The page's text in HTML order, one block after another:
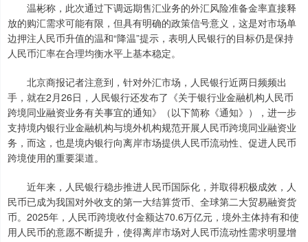
温彬称，此次通过下调远期售汇业务的外汇风险准备金率直接释
放的购汇需求可能有限，但具有明确的政策信号意义，这是对市场单
边押注人民币升值的温和“降温”提示，表明人民银行的目标仍是保持
人民币汇率在合理均衡水平上基本稳定。
北京商报记者注意到，针对外汇市场，人民银行近两日频频出
手，就在2月26日，人民银行还发布了《关于银行业金融机构人民币
跨境同业融资业务有关事宜的通知》（以下简称《通知》），进一步
支持境内银行业金融机构与境外机构规范开展人民币跨境同业融资业
务，而这，也是境内银行向离岸市场提供人民币流动性、促进人民币
跨境使用的重要渠道。
近年来，人民银行稳步推进人民币国际化，并取得积极成效，人
民币已成为我国对外收支的第一大结算货币、全球第二大贸易融资货
币。2025年，人民币跨境收付金额达70.6万亿元，境外主体持有和使
用人民币的意愿不断提升，使得离岸市场对人民币流动性需求明显增